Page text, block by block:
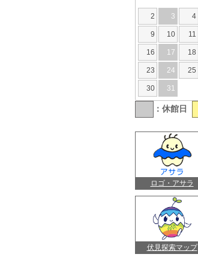
2 3 4
9 10 11
16 17 18
23 24 25
30 31
：休館日
ロゴ・アサラ
伏見探索マップ